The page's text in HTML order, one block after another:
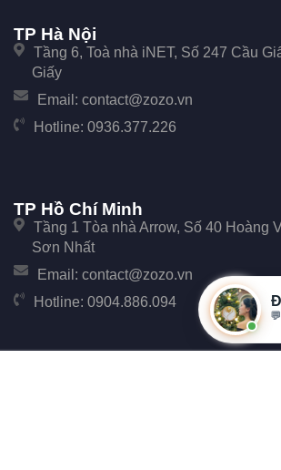
TP Hà Nội
Tầng 6, Toà nhà iNET, Số 247 Cầu
Giấy
Email: contact@zozo.vn
Hotline: 0936.377.226
TP Hồ Chí Minh
Tầng 1 Tòa nhà Arrow, Số 40 Hoàng
Sơn Nhất
Email: contact@zozo.vn
Hotline: 0904.886.094